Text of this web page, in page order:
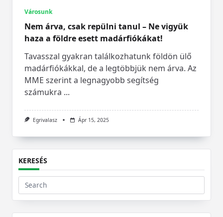
Városunk
Nem árva, csak repülni tanul – Ne vigyük
haza a földre esett madárfiókákat!
Tavasszal gyakran találkozhatunk földön ülő
madárfiókákkal, de a legtöbbjük nem árva. Az
MME szerint a legnagyobb segítség
számukra ...
Egrivalasz Ápr 15, 2025
KERESÉS
Search
for: